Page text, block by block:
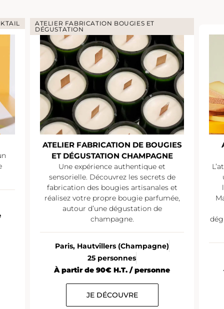
ATELIER FABRICATION BOUGIES ET
DÉGUSTATION
ATELIER FABRICATION DE BOUGIES
ET DÉGUSTATION CHAMPAGNE
Une expérience authentique et
sensorielle. Découvrez les secrets de
fabrication des bougies artisanales et
réalisez votre propre bougie parfumée,
autour d’une dégustation de
champagne.
Paris, Hautvillers (Champagne)
25 personnes
À partir de 90€ H.T. / personne
JE DÉCOUVRE